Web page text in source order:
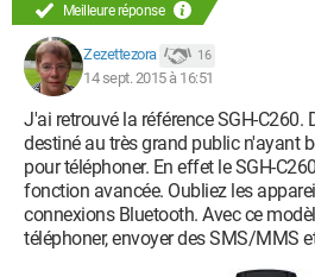
Meilleure réponse
Zezettezora 16
14 sept. 2015 à 16:51
J'ai retrouvé la référence SGH-C260.
destiné au très grand public n'ayant
pour téléphoner. En effet le SGH-
fonction avancée. Oubliez les
connexions Bluetooth. Avec ce
téléphoner, envoyer des SMS/MMS